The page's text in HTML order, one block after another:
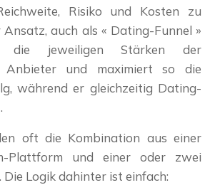
Risiko und Kosten zu
auch als « Dating-Funnel »
die jeweiligen Stärken der
Anbieter und maximiert so die
während er gleichzeitig Dating-
oft die Kombination aus einer
Plattform und einer oder zwei
Logik dahinter ist einfach: